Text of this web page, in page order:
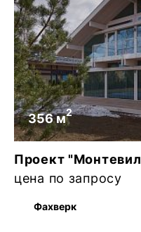
356 м2
Проект
цена по запросу
Фахверк